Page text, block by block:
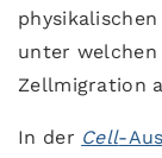
unter
Zellmigration
In der Cell-